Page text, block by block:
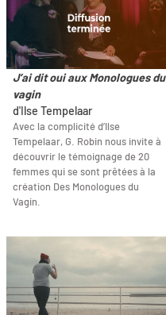
J’ai dit oui aux Monologues du
vagin
d'Ilse Tempelaar
Avec la complicité d’Ilse
Tempelaar, G. Robin nous invite à
découvrir le témoignage de 20
femmes qui se sont prêtées à la
création Des Monologues du
Vagin.